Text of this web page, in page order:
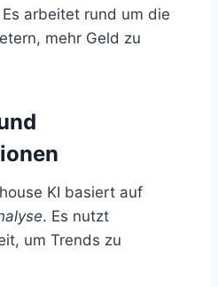
Es arbeitet rund um die
mehr Geld zu
KI basiert auf
. Es nutzt
um Trends zu